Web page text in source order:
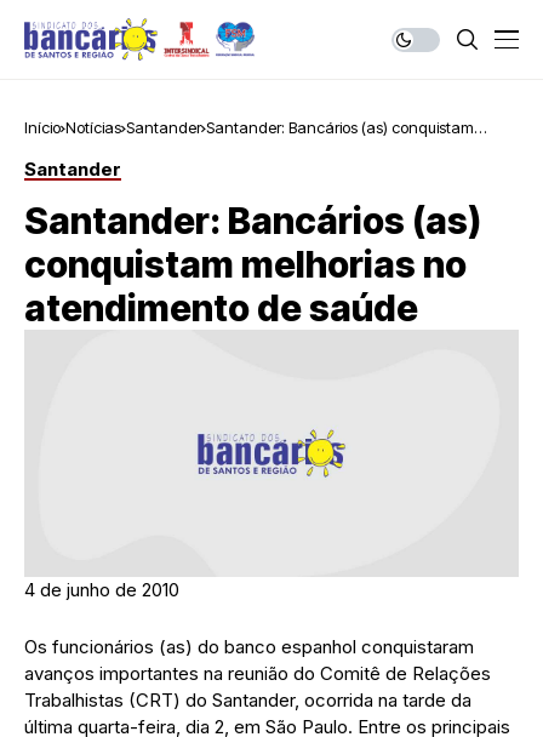
Início Notícias Santander Santander: Bancários (as) conquistam
Santander
Santander: Bancários (as)
conquistam melhorias no
atendimento de saúde
4 de junho de 2010
Os funcionários (as) do banco espanhol conquistaram
avanços importantes na reunião do Comitê de Relações
Trabalhistas (CRT) do Santander, ocorrida na tarde da
última quarta-feira, dia 2, em São Paulo. Entre os principais